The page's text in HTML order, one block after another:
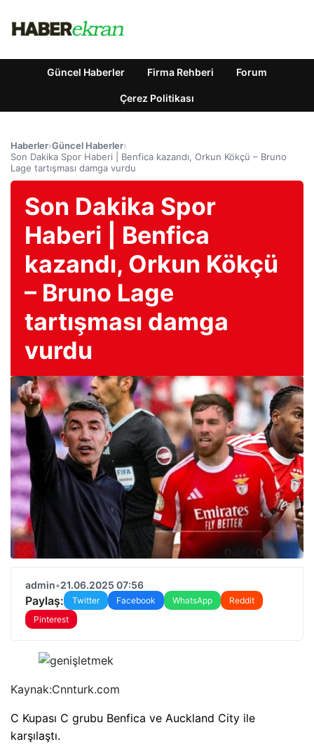
Güncel Haberler Firma Rehberi Forum
Çerez Politikası
Haberler›Güncel Haberler›
Son Dakika Spor Haberi | Benfica kazandı, Orkun Kökçü – Bruno
Lage tartışması damga vurdu
Son Dakika Spor
Haberi | Benfica
kazandı, Orkun Kökçü
– Bruno Lage
tartışması damga
vurdu
admin•21.06.2025 07:56
Paylaş: Twitter Facebook WhatsApp
Reddit
Pinterest
Kaynak:Cnnturk.com
C Kupası C grubu Benfica ve Auckland City ile
karşılaştı.